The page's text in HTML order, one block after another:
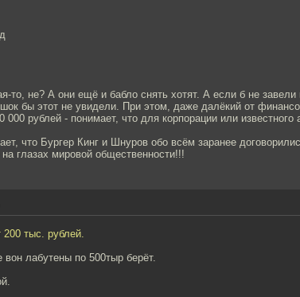
то, не? А они ещё и бабло снять хотят. А если б не
бы этот не увидели. При этом, даже далёкий от
рублей - понимает, что для корпорации или известного
что Бургер Кинг и Шнуров обо всём заранее
глазах мировой общественности!!!
тыс. рублей.
вон лабутены по 500тыр берёт.